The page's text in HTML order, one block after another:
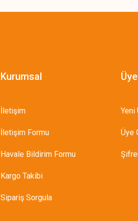
Kurumsal
İletişim
İletişim Formu
Havale Bildirim Formu
Kargo Takibi
Sipariş Sorgula
Yeni
Üye